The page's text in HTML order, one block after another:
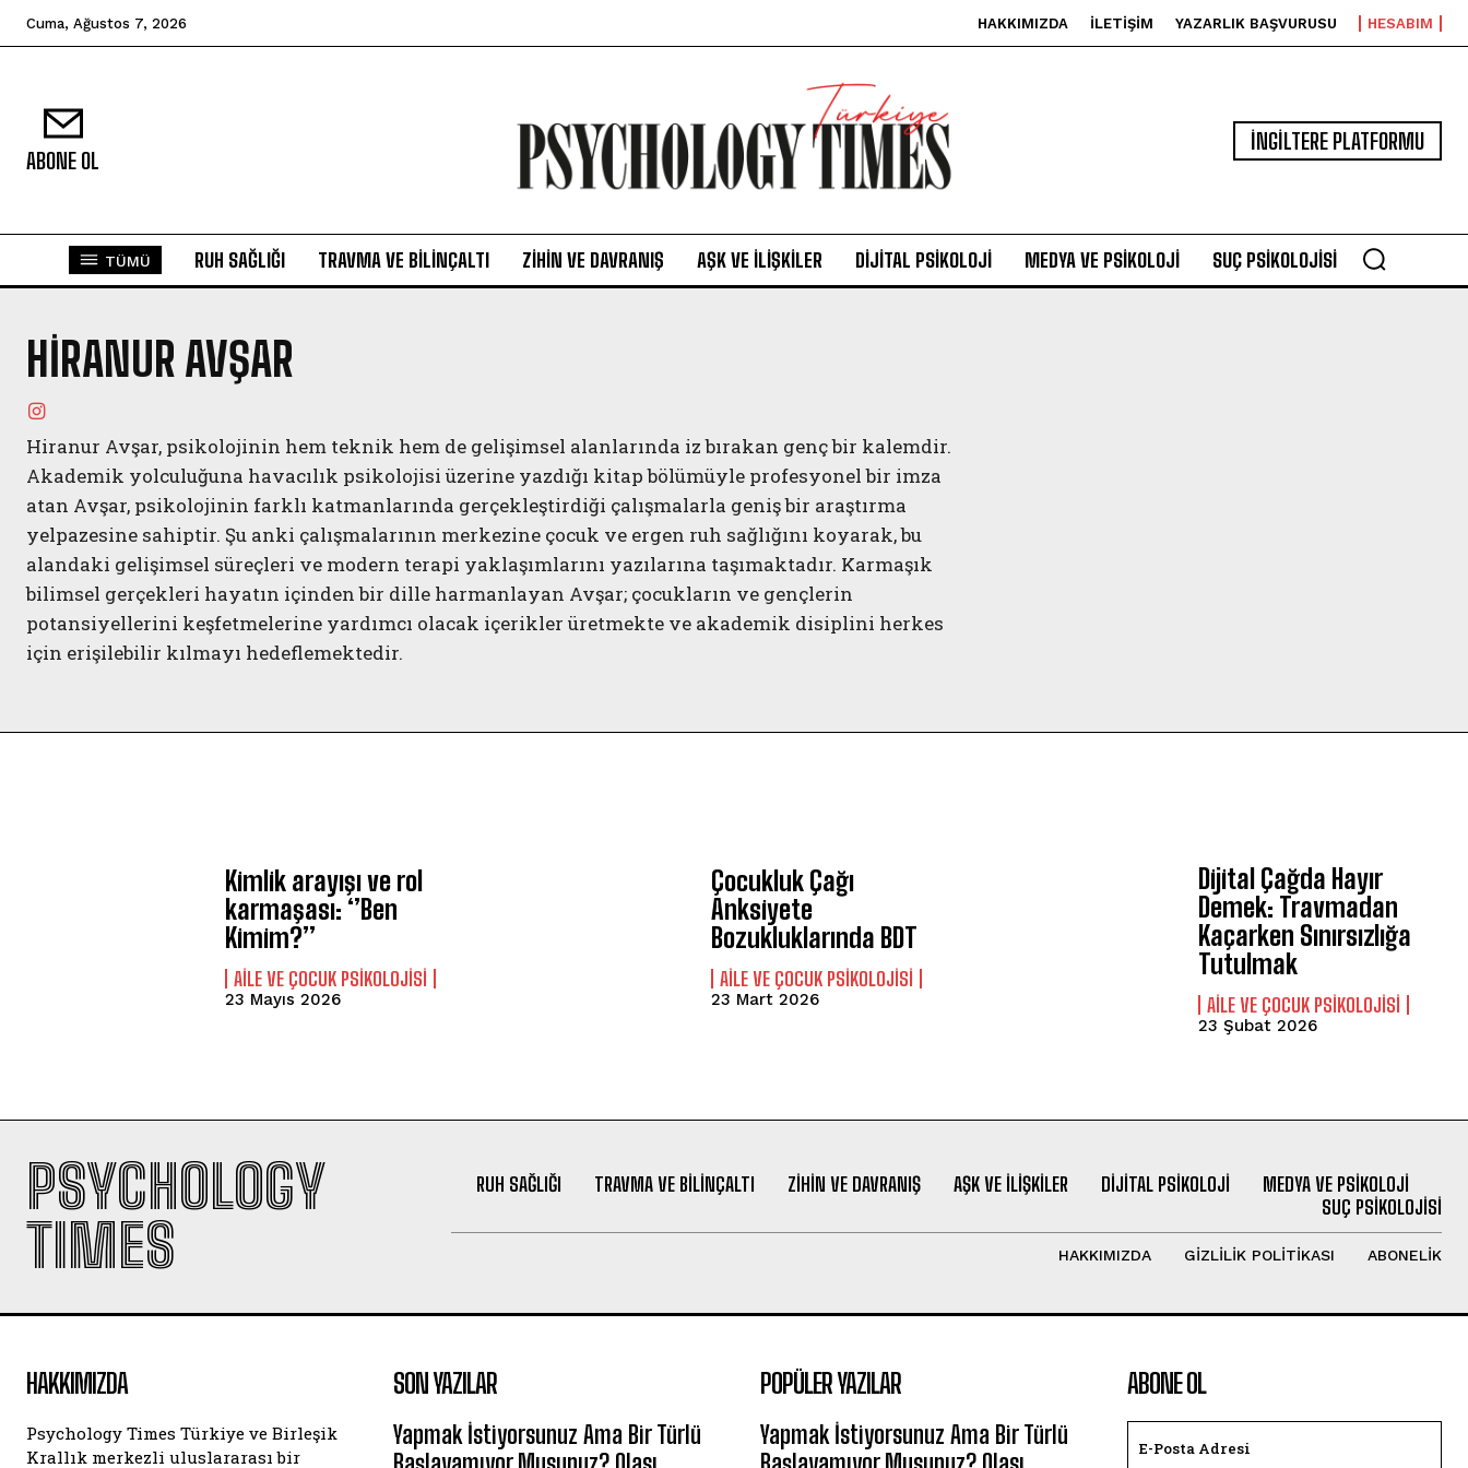
Gizlilik politikasınıokudum, onaylıyorum.
Cuma, Ağustos 7, 2026 HAKKIMIZDA İLETIŞIM YAZARLIK BAŞVURUSU HESABIM
ABONE OL
İNGİLTERE PLATFORMU
TÜMÜ RUH SAĞLIĞI TRAVMA VE BILINÇALTI ZIHIN VE DAVRANIŞ AŞK VE İLIŞKILER DIJITAL PSIKOLOJI MEDYA VE PSIKOLOJI SUÇ PSIKOLOJISI
HIRANUR AVŞAR
Hiranur Avşar, psikolojinin hem teknik hem de gelişimsel alanlarında iz bırakan genç bir kalemdir.
Akademik yolculuğuna havacılık psikolojisi üzerine yazdığı kitap bölümüyle profesyonel bir imza
atan Avşar, psikolojinin farklı katmanlarında gerçekleştirdiği çalışmalarla geniş bir araştırma
yelpazesine sahiptir. Şu anki çalışmalarının merkezine çocuk ve ergen ruh sağlığını koyarak, bu
alandaki gelişimsel süreçleri ve modern terapi yaklaşımlarını yazılarına taşımaktadır. Karmaşık
bilimsel gerçekleri hayatın içinden bir dille harmanlayan Avşar; çocukların ve gençlerin
potansiyellerini keşfetmelerine yardımcı olacak içerikler üretmekte ve akademik disiplini herkes
için erişilebilir kılmayı hedeflemektedir.
Kimlik arayışı ve rol
karmaşası: ‘’Ben
Kimim?’’
AILE VE ÇOCUK PSIKOLOJISI
23 Mayıs 2026
Çocukluk Çağı
Anksiyete
Bozukluklarında BDT
AILE VE ÇOCUK PSIKOLOJISI
23 Mart 2026
Dijital Çağda Hayır
Demek: Travmadan
Kaçarken Sınırsızlığa
Tutulmak
AILE VE ÇOCUK PSIKOLOJISI
23 Şubat 2026
PSYCHOLOGY
TIMES
RUH SAĞLIĞI TRAVMA VE BILINÇALTI ZIHIN VE DAVRANIŞ AŞK VE İLIŞKILER DIJITAL PSIKOLOJI
MEDYA VE PSIKOLOJI
SUÇ PSIKOLOJISI
HAKKIMIZDA GIZLILIK POLITIKASI ABONELIK
HAKKIMIZDA
Psychology Times Türkiye ve Birleşik
Krallık merkezli uluslararası bir
SON YAZILAR
Yapmak İstiyorsunuz Ama Bir Türlü
POPÜLER YAZILAR
Yapmak İstiyorsunuz Ama Bir Türlü
ABONE OL